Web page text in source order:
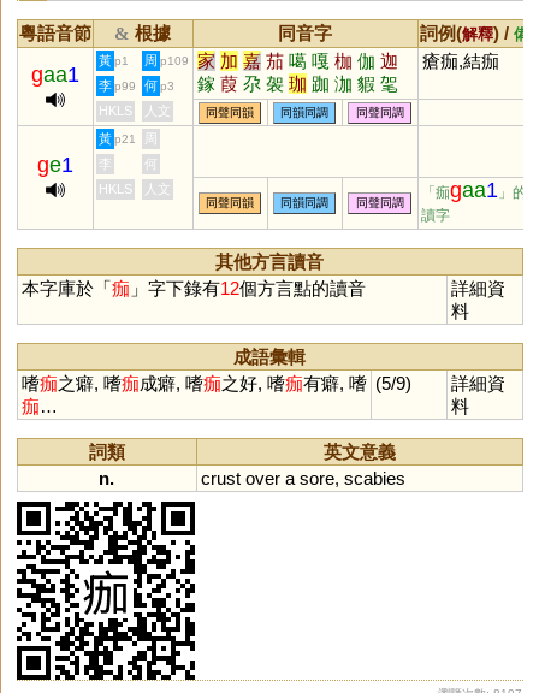
粵語音節 & 根據 同音字 詞例(解釋) / 備
gaa1
黃 p1 周 p109 家 加 嘉 茄 噶 嘎 枷 伽 迦
鎵 葭 尕 袈 珈 跏 泇 貑 毠
釓 瘕 麚 猳 鴐 犌 椵 耞 笳
癿 豭 傢
瘡痂,結痂
李 p99 何 p3
HKLS 人文 同聲同韻 同韻同調 同聲同調
ge1
黃 p21
周
李
何
HKLS
人文
同聲同韻 同韻同調 同聲同調
「痂gaa1 」的
讀字
其他方言讀音
本字庫於「痂 」字下錄有12個方言點的讀音
詳細資
料
成語彙輯
嗜痂之癖, 嗜痂成癖, 嗜痂之好, 嗜痂有癖, 嗜
痂…
(5/9)
詳細資
料
詞類
英文意義
n.
crust over a sore, scabies